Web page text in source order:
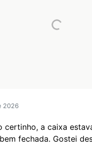
2026
certinho, a caixa
fechada. Gostei